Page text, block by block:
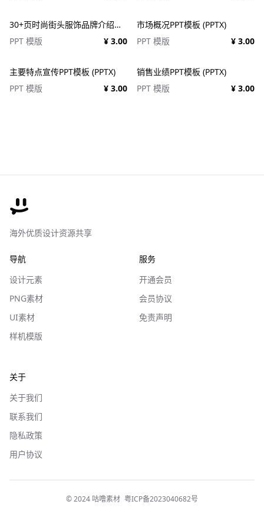
30+页时尚街头服饰品牌介绍营销作品集图文排版演示文稿设计PPT/Keynote模板
PPT 模版
¥ 3.00
市场概况PPT模板 (PPTX)
PPT 模版
¥ 3.00
主要特点宣传PPT模板 (PPTX)
PPT 模版
¥ 3.00
销售业绩PPT模板 (PPTX)
PPT 模版
¥ 3.00
海外优质设计资源共享
导航
设计元素
PNG素材
UI素材
样机模版
服务
开通会员
会员协议
免责声明
关于
关于我们
联系我们
隐私政策
用户协议
© 2024 咕噜素材 粤ICP备2023040682号